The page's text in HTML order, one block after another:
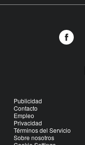
Publicidad
Contacto
Empleo
Privacidad
Términos del Servicio
Sobre nosotros